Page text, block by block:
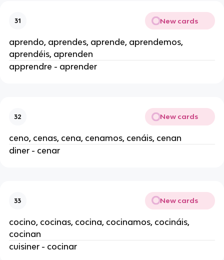
31 New cards
aprendo, aprendes, aprende, aprendemos,
aprendéis, aprenden
apprendre - aprender
32 New cards
ceno, cenas, cena, cenamos, cenáis, cenan
diner - cenar
33 New cards
cocino, cocinas, cocina, cocinamos, cocináis,
cocinan
cuisiner - cocinar